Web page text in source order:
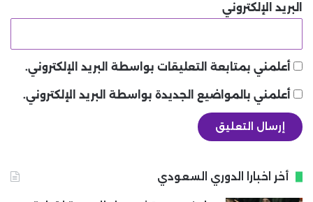
البريد الإلكتروني
أعلمني بمتابعة التعليقات بواسطة البريد الإلكتروني.
أعلمني بالمواضيع الجديدة بواسطة البريد الإلكتروني.
أخر اخبارا الدوري السعودي